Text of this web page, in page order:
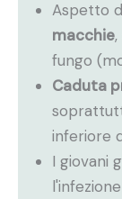
Aspetto
macchie
fungo
Caduta
inferiore
I giovani